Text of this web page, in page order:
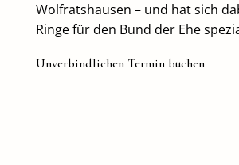
Wolfratshausen – und hat sich
Ringe für den Bund der Ehe
Unverbindlichen Termin buchen